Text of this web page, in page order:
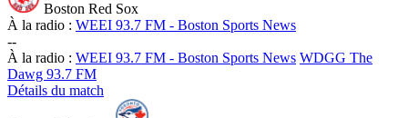
Boston Red Sox
À la radio : WEEI 93.7 FM - Boston Sports News
--
À la radio : WEEI 93.7 FM - Boston Sports News WDGG The
Dawg 93.7 FM
Détails du match